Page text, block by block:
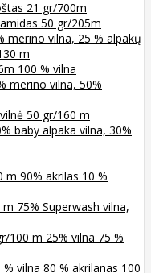
21 gr/700m
50 gr/205m
merino vilna, 25 % alpakų
m
100 % vilna
merino vilna, 50%
50 gr/160 m
baby alpaka vilna, 30%
m 90% akrilas 10 %
75% Superwash vilna,
100 m 25% vilna 75 %
vilna 80 % akrilanas 100